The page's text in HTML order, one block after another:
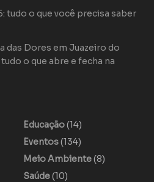
tudo o que você precisa saber
das Dores em Juazeiro do
o que abre e fecha na
Educação(14)
Eventos(134)
Meio Ambiente(8)
Saúde(10)